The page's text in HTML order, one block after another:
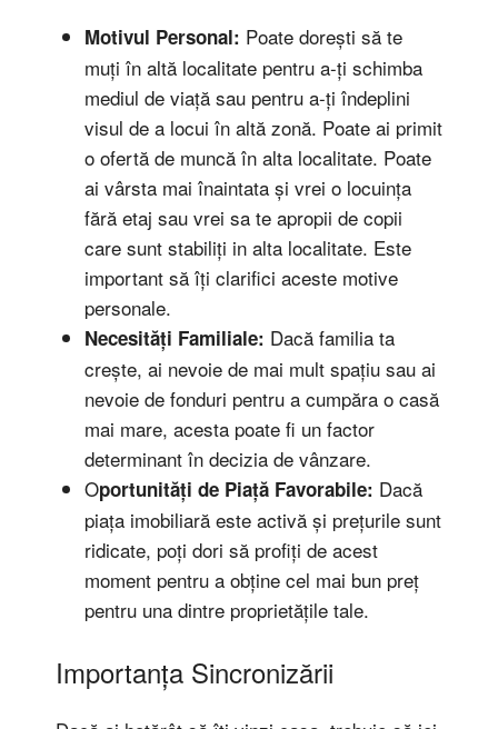
Motivul Personal: Poate dorești să te
muți în altă localitate pentru a-ți schimba
mediul de viață sau pentru a-ți îndeplini
visul de a locui în altă zonă. Poate ai primit
o ofertă de muncă în alta localitate. Poate
ai vârsta mai înaintata și vrei o locuința
fără etaj sau vrei sa te apropii de copii
care sunt stabiliți in alta localitate. Este
important să îți clarifici aceste motive
personale.
Necesități Familiale: Dacă familia ta
crește, ai nevoie de mai mult spațiu sau ai
nevoie de fonduri pentru a cumpăra o casă
mai mare, acesta poate fi un factor
determinant în decizia de vânzare.
Oportunități de Piață Favorabile: Dacă
piața imobiliară este activă și prețurile sunt
ridicate, poți dori să profiți de acest
moment pentru a obține cel mai bun preț
pentru una dintre proprietățile tale.
Importanța Sincronizării